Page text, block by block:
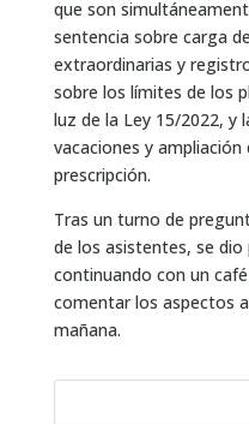
que son
sentencia sobre carga
extraordinarias y
sobre los límites de los
luz de la Ley 15/2022, y
vacaciones y ampliación
prescripción.
Tras un turno de
de los asistentes, se
continuando con un
comentar los aspectos
mañana.